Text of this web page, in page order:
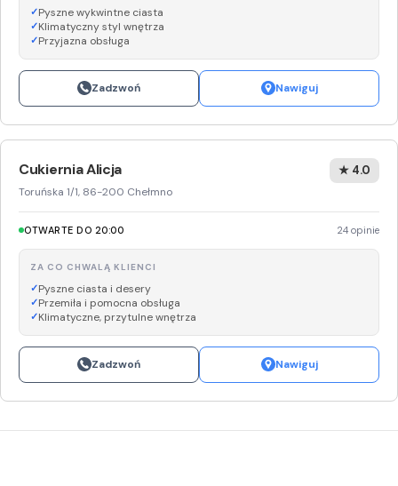
Pyszne wykwintne ciasta
Klimatyczny styl wnętrza
Przyjazna obsługa
Zadzwoń Nawiguj
Cukiernia Alicja
Toruńska 1/1, 86-200 Chełmno
★ 4.0
OTWARTE DO 20:00 24 opinie
ZA CO CHWALĄ KLIENCI
Pyszne ciasta i desery
Przemiła i pomocna obsługa
Klimatyczne, przytulne wnętrza
Zadzwoń Nawiguj